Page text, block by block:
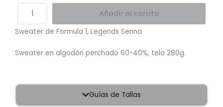
Añadir al carrito
Sweater de Formula 1, Legends Senna
Sweater en algodón perchado 60-40%, tela 280g.
Guías de Tallas